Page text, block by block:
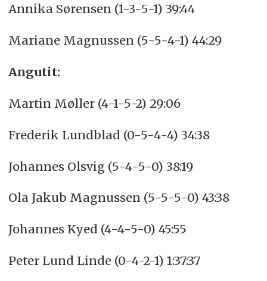
Annika Sørensen (1-3-5-1) 39:44
Mariane Magnussen (5-5-4-1) 44:29
Angutit:
Martin Møller (4-1-5-2) 29:06
Frederik Lundblad (0-5-4-4) 34:38
Johannes Olsvig (5-4-5-0) 38:19
Ola Jakub Magnussen (5-5-5-0) 43:38
Johannes Kyed (4-4-5-0) 45:55
Peter Lund Linde (0-4-2-1) 1:37:37